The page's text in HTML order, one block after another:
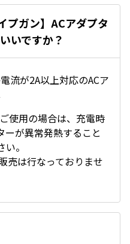
プガン】ACアダプタ
いですか？
流が2A以上対応のACア
使用の場合は、充電時
ーが異常発熱すること
。
売は行なっておりませ